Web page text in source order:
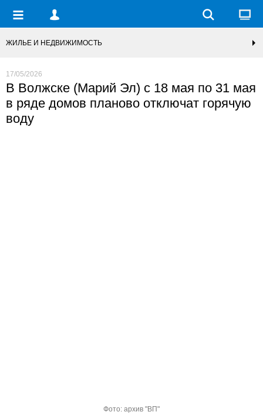
ЖИЛЬЕ И НЕДВИЖИМОСТЬ
17/05/2026
В Волжске (Марий Эл) с 18 мая по 31 мая
в ряде домов планово отключат горячую
воду
Фото: архив "ВП"